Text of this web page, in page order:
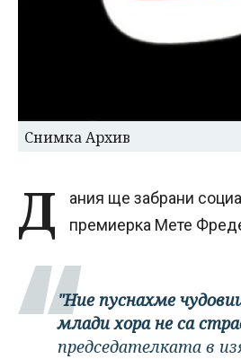
Снимка Архив
Д
ания ще забрани
премиерка Мете
"Ние пуснахме
млади хора не са
председателката в